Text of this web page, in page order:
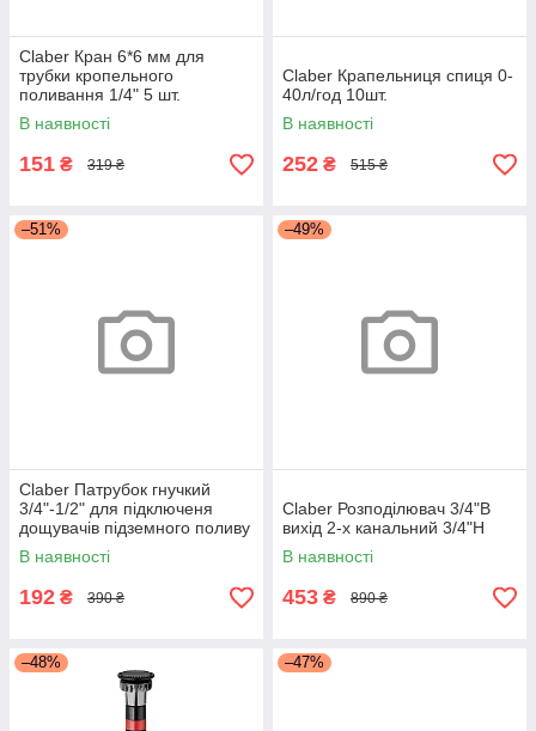
Claber Кран 6*6 мм для
трубки кропельного
поливання 1/4" 5 шт.
В наявності
151 ₴ 319 ₴
Claber Крапельниця спиця 0-
40л/год 10шт.
В наявності
252 ₴ 515 ₴
–51%
Claber Патрубок гнучкий
3/4"-1/2" для підключеня
дощувачів підземного поливу
В наявності
192 ₴ 390 ₴
–49%
Claber Розподілювач 3/4"В
вихід 2-х канальний 3/4"Н
В наявності
453 ₴ 890 ₴
–48% –47%